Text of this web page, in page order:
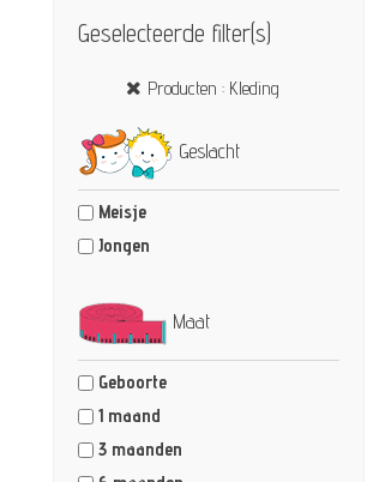
Geselecteerde filter(s)
Producten : Kleding
Geslacht
Meisje
Jongen
Maat
Geboorte
1 maand
3 maanden